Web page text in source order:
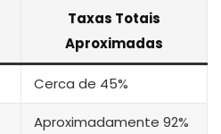
Taxas Totais
Aproximadas
Cerca de 45%
Aproximadamente 92%